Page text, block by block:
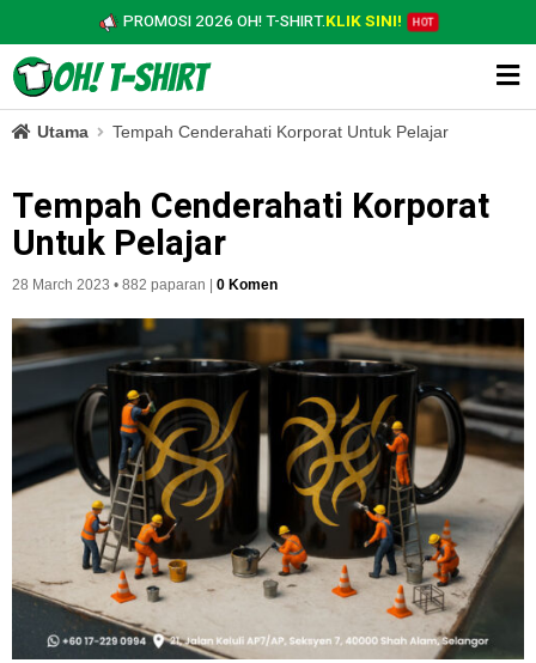
PROMOSI 2026 OH! T-SHIRT.KLIK SINI! HOT
Utama Tempah Cenderahati Korporat Untuk Pelajar
Tempah Cenderahati Korporat
Untuk Pelajar
28 March 2023 • 882 paparan | 0 Komen